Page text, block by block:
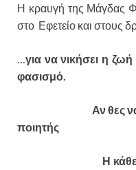
Η κραυγή της Μάγδας
στο Εφετείο και στους
για να νικήσει η
φασισμό.
Αν θες να
ποιητής
Η κάθε σου